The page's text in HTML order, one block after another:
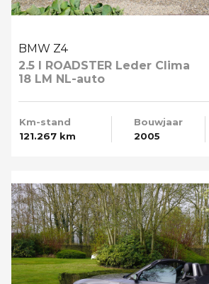
BMW Z4
2.5 I ROADSTER Leder Clima
18 LM NL-auto
Km-stand
121.267 km
Bouwjaar
2005